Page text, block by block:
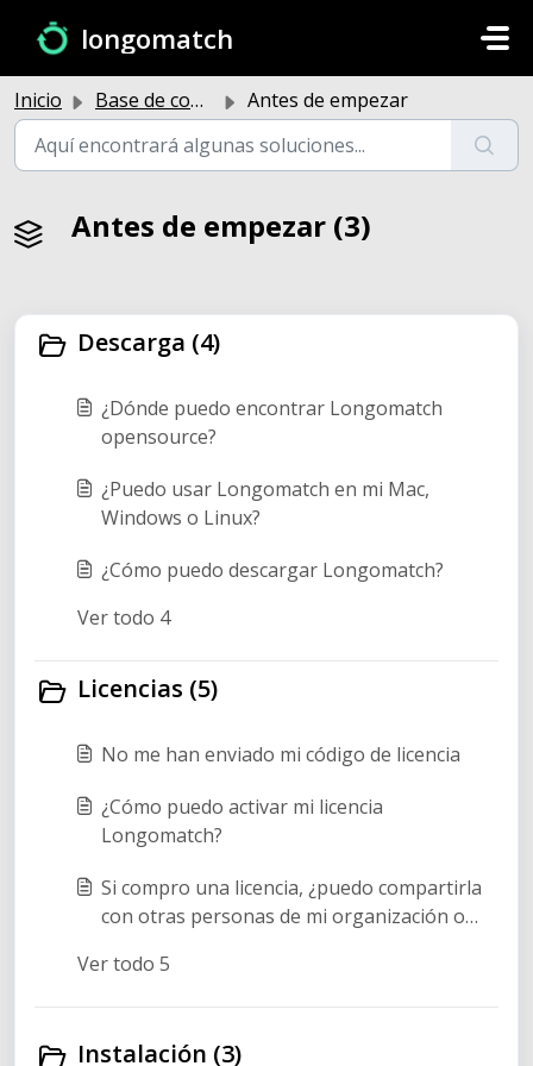
longomatch
Inicio Base de conocimientos Antes de empezar
Antes de empezar (3)
Descarga (4)
¿Dónde puedo encontrar Longomatch
opensource?
¿Puedo usar Longomatch en mi Mac,
Windows o Linux?
¿Cómo puedo descargar Longomatch?
Ver todo 4
Licencias (5)
No me han enviado mi código de licencia
¿Cómo puedo activar mi licencia
Longomatch?
Si compro una licencia, ¿puedo compartirla
con otras personas de mi organización o
Ver todo 5
Instalación (3)